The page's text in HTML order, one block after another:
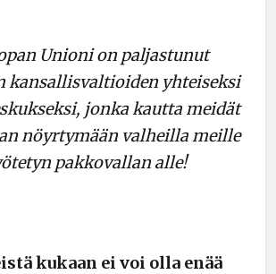
Unioni on paljastunut
kansallisvaltioiden yhteiseksi
jonka kautta meidät
nöyrtymään valheilla meille
pakkovallan alle!
kukaan ei voi olla enää